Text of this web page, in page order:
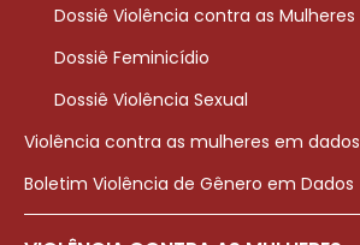
Dossiê Violência contra as Mulheres
Dossiê Feminicídio
Dossiê Violência Sexual
Violência contra as mulheres em dados
Boletim Violência de Gênero em Dados